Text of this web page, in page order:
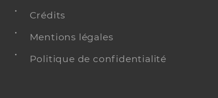
Crédits
Mentions légales
Politique de confidentialité